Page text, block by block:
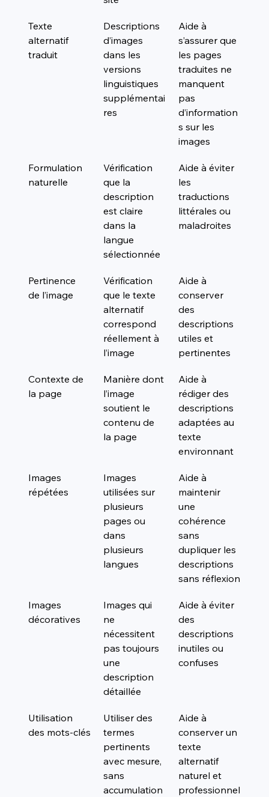
Texte
alternatif
traduit
Descriptions
d’images
dans les
versions
linguistiques
supplémentai
res
Aide à
s’assurer que
les pages
traduites ne
manquent
pas
d’information
s sur les
images
Formulation
naturelle
Vérification
que la
description
est claire
dans la
langue
sélectionnée
Aide à éviter
les
traductions
littérales ou
maladroites
Pertinence
de l’image
Vérification
que le texte
alternatif
correspond
réellement à
l’image
Aide à
conserver
des
descriptions
utiles et
pertinentes
Contexte de
la page
Manière dont
l’image
soutient le
contenu de
la page
Aide à
rédiger des
descriptions
adaptées au
texte
environnant
Images
répétées
Images
utilisées sur
plusieurs
pages ou
dans
plusieurs
langues
Aide à
maintenir
une
cohérence
sans
dupliquer les
descriptions
sans réflexion
Images
décoratives
Images qui
ne
nécessitent
pas toujours
une
description
détaillée
Aide à éviter
des
descriptions
inutiles ou
confuses
Utilisation
des mots-clés
Utiliser des
termes
pertinents
avec mesure,
sans
accumulation
Aide à
conserver un
texte
alternatif
naturel et
professionnel